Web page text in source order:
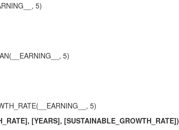
5)
5)
5)
[YEARS], [SUSTAINABLE_GROWTH_RATE])